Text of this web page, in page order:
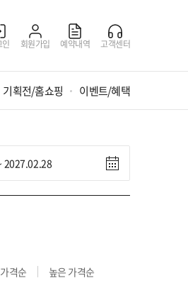
인 회원가입 예약내역 고객센터
기획전/홈쇼핑 이벤트/혜택
격순 높은 가격순